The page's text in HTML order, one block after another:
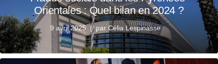
Orientales : Quel bilan en 2024 ?
9 avril 2025 parCélia Lespinasse